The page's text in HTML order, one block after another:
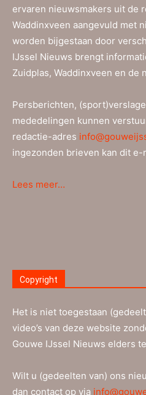
ervaren nieuwsmakers uit de
Waddinxveen aangevuld met
worden bijgestaan door
IJssel Nieuws brengt
Zuidplas, Waddinxveen en de
Persberichten,
mededelingen kunnen
redactie-adres
ingezonden brieven kan dit
Lees meer…
Copyright
Het is niet toegestaan
video’s van deze website
Gouwe IJssel Nieuws elders
Wilt u (gedeelten van) ons
dan contact op via